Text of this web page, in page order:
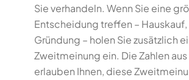
Sie verhandeln. Wenn Sie eine
Entscheidung treffen –
Gründung – holen Sie zusätzlich
Zweitmeinung ein. Die Zahlen
erlauben Ihnen, diese